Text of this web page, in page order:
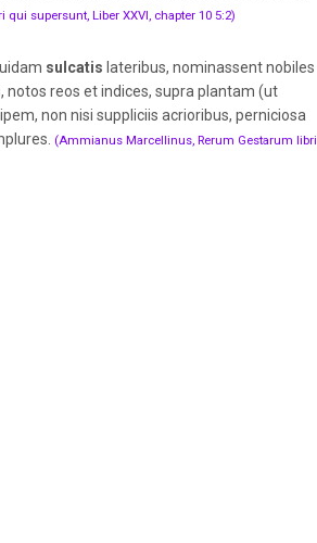
supersunt, Liber XXVI, chapter 10 5:2)
sulcatis lateribus, nominassent nobiles
reos et indices, supra plantam (ut
non nisi suppliciis acrioribus, perniciosa
(Ammianus Marcellinus, Rerum Gestarum libri